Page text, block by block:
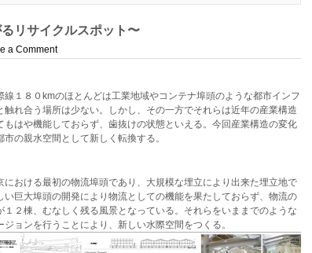
リサイクルスポット〜
a Comment
１８０kmのほとんどは工業地域やコンテナ埠頭のような都市インフ
れ合う場所は少ない。しかし、その一方でそれらは近年の産業構造
はや機能しておらず、歯抜けの状態といえる。今回産業構造の変化
の親水空間として新しく転換する。
おける最初の物流埠頭であり、大規模な埋立により出来た埋立地で
巨大埠頭の開発により物流としての機能を果たしておらず、物流の
２棟、むなしく残る風景となっている。それらをいままでのような
ョンを行うことにより、新しい水際空間をつくる。